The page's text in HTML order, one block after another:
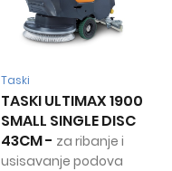
Taski
TASKI ULTIMAX 1900
SMALL SINGLE DISC
43CM- za ribanje i
usisavanje podova